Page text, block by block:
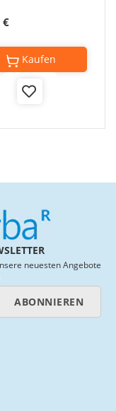
€
Add
Kaufen
neuesten Angebote
ABONNIEREN